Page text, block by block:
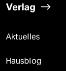
Verlag
Aktuelles
Hausblog